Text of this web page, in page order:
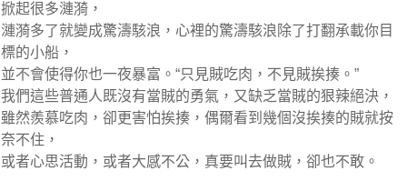
掀起很多漣漪，
漣漪多了就變成驚濤駭浪，心裡的驚濤駭浪除了打翻承載你目
標的小船，
並不會使得你也一夜暴富。“只見賊吃肉，不見賊挨揍。”
我們這些普通人既沒有當賊的勇氣，又缺乏當賊的狠辣絕決，
雖然羨慕吃肉，卻更害怕挨揍，偶爾看到幾個沒挨揍的賊就按
奈不住，
或者心思活動，或者大感不公，真要叫去做賊，卻也不敢。